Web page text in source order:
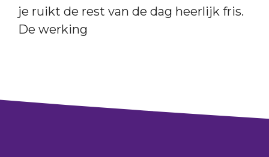
je ruikt de rest van de dag heerlijk fris.
De werking